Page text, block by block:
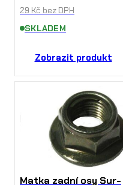
29 Kč bez DPH
SKLADEM
Zobrazit produkt
Matka zadní osy Sur-